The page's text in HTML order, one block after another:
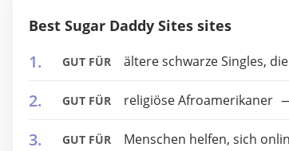
Best Sugar Daddy Sites sites
GUT FÜR ältere schwarze Singles,
GUT FÜR religiöse Afroamerikaner
GUT FÜR Menschen helfen, sich